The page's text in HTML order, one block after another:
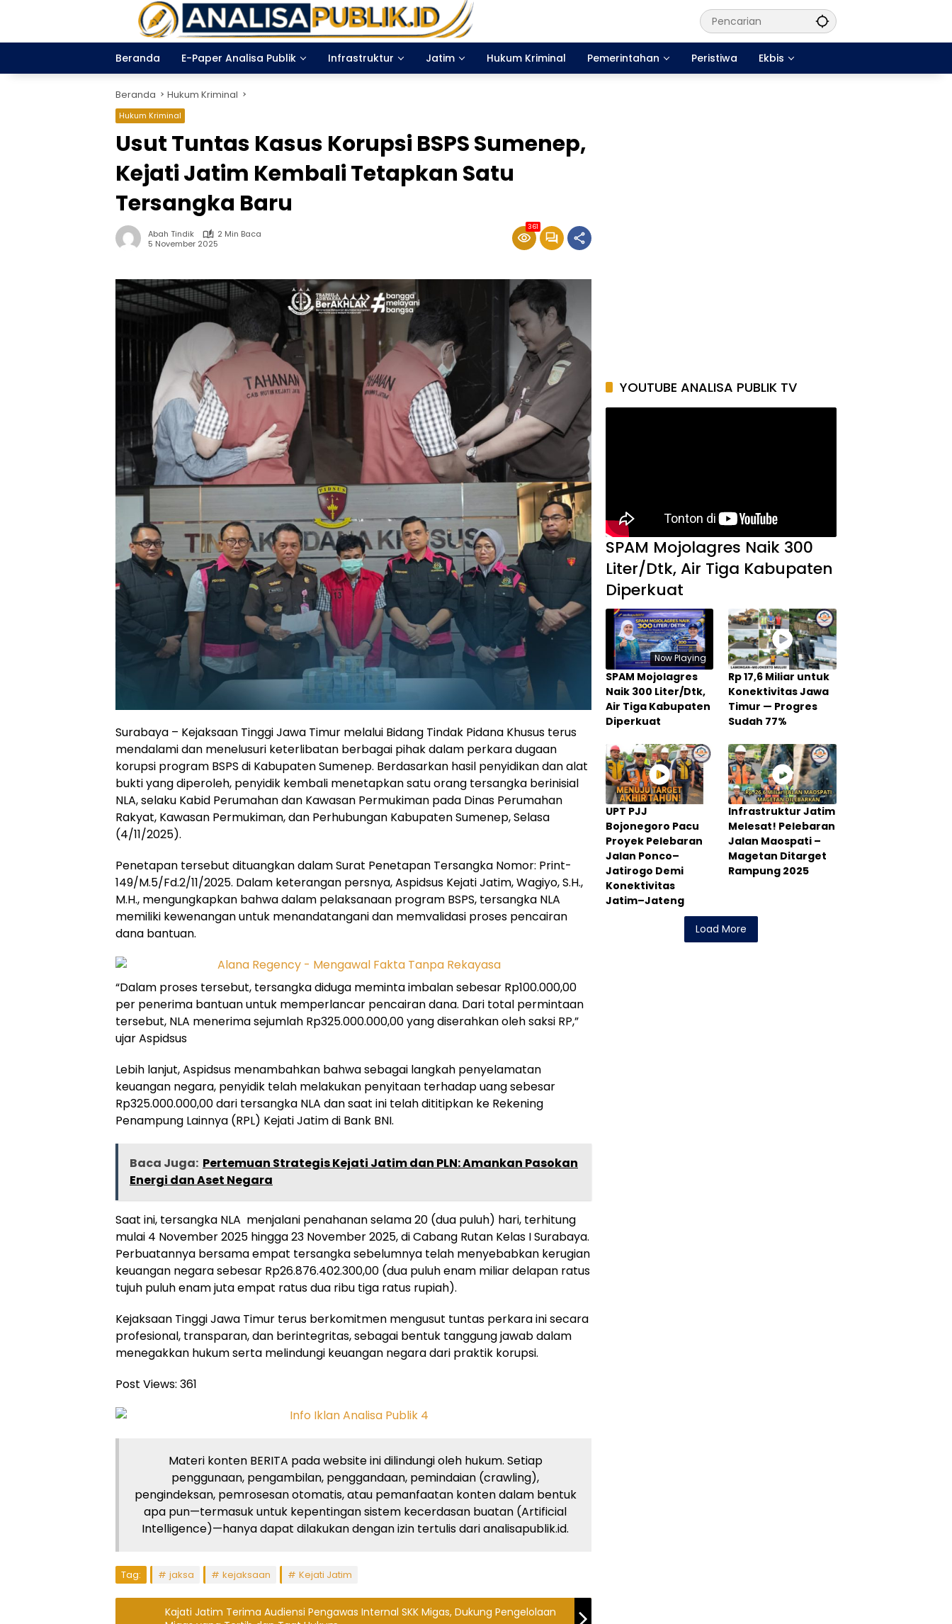
Beranda
E-Paper Analisa Publik Infrastruktur Jatim Hukum Kriminal Pemerintahan Peristiwa Ekbis
Beranda Hukum Kriminal
Hukum Kriminal
Usut Tuntas Kasus Korupsi BSPS Sumenep,
Kejati Jatim Kembali Tetapkan Satu
Tersangka Baru
Abah Tindik
2 Min Baca
5 November 2025
361
Surabaya – Kejaksaan Tinggi Jawa Timur melalui Bidang Tindak Pidana Khusus terus
mendalami dan menelusuri keterlibatan berbagai pihak dalam perkara dugaan
korupsi program BSPS di Kabupaten Sumenep. Berdasarkan hasil penyidikan dan alat
bukti yang diperoleh, penyidik kembali menetapkan satu orang tersangka berinisial
NLA, selaku Kabid Perumahan dan Kawasan Permukiman pada Dinas Perumahan
Rakyat, Kawasan Permukiman, dan Perhubungan Kabupaten Sumenep, Selasa
(4/11/2025).
Penetapan tersebut dituangkan dalam Surat Penetapan Tersangka Nomor: Print-
149/M.5/Fd.2/11/2025. Dalam keterangan persnya, Aspidsus Kejati Jatim, Wagiyo, S.H.,
M.H., mengungkapkan bahwa dalam pelaksanaan program BSPS, tersangka NLA
memiliki kewenangan untuk menandatangani dan memvalidasi proses pencairan
dana bantuan.
“Dalam proses tersebut, tersangka diduga meminta imbalan sebesar Rp100.000,00
per penerima bantuan untuk memperlancar pencairan dana. Dari total permintaan
tersebut, NLA menerima sejumlah Rp325.000.000,00 yang diserahkan oleh saksi RP,”
ujar Aspidsus
Lebih lanjut, Aspidsus menambahkan bahwa sebagai langkah penyelamatan
keuangan negara, penyidik telah melakukan penyitaan terhadap uang sebesar
Rp325.000.000,00 dari tersangka NLA dan saat ini telah dititipkan ke Rekening
Penampung Lainnya (RPL) Kejati Jatim di Bank BNI.
Baca Juga: Pertemuan Strategis Kejati Jatim dan PLN: Amankan Pasokan
Energi dan Aset Negara
Saat ini, tersangka NLA menjalani penahanan selama 20 (dua puluh) hari, terhitung
mulai 4 November 2025 hingga 23 November 2025, di Cabang Rutan Kelas I Surabaya.
Perbuatannya bersama empat tersangka sebelumnya telah menyebabkan kerugian
keuangan negara sebesar Rp26.876.402.300,00 (dua puluh enam miliar delapan ratus
tujuh puluh enam juta empat ratus dua ribu tiga ratus rupiah).
Kejaksaan Tinggi Jawa Timur terus berkomitmen mengusut tuntas perkara ini secara
profesional, transparan, dan berintegritas, sebagai bentuk tanggung jawab dalam
menegakkan hukum serta melindungi keuangan negara dari praktik korupsi.
Post Views: 361
Materi konten BERITA pada website ini dilindungi oleh hukum. Setiap
penggunaan, pengambilan, penggandaan, pemindaian (crawling),
pengindeksan, pemrosesan otomatis, atau pemanfaatan konten dalam bentuk
apa pun—termasuk untuk kepentingan sistem kecerdasan buatan (Artificial
Intelligence)—hanya dapat dilakukan dengan izin tertulis dari analisapublik.id.
Tag: jaksa kejaksaan Kejati Jatim
Kajati Jatim Terima Audiensi Pengawas Internal SKK Migas, Dukung Pengelolaan
YOUTUBE ANALISA PUBLIK TV
SPAM Mojolagres Naik 300
Liter/Dtk, Air Tiga Kabupaten
Diperkuat
Now Playing
SPAM Mojolagres
Naik 300 Liter/Dtk,
Air Tiga Kabupaten
Diperkuat
Rp 17,6 Miliar untuk
Konektivitas Jawa
Timur — Progres
Sudah 77%
UPT PJJ
Bojonegoro Pacu
Proyek Pelebaran
Jalan Ponco–
Jatirogo Demi
Konektivitas
Jatim–Jateng
Infrastruktur Jatim
Melesat! Pelebaran
Jalan Maospati –
Magetan Ditarget
Rampung 2025
Load More